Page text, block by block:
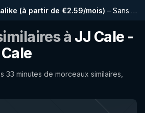
(à partir de €2.59/mois) – Sans publicité, playlists plus longues, historique complet et accès anticipé aux nouvelles fonctionnalités
à JJ Cale -
33 minutes de morceaux similaires,